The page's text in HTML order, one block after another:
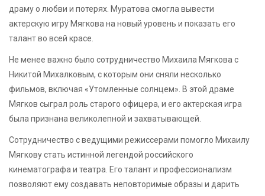
драму о любви и потерях. Муратова смогла вывести
актерскую игру Мягкова на новый уровень и показать его
талант во всей красе.
Не менее важно было сотрудничество Михаила Мягкова с
Никитой Михалковым, с которым они сняли несколько
фильмов, включая «Утомленные солнцем». В этой драме
Мягков сыграл роль старого офицера, и его актерская игра
была признана великолепной и захватывающей.
Сотрудничество с ведущими режиссерами помогло Михаилу
Мягкову стать истинной легендой российского
кинематографа и театра. Его талант и профессионализм
позволяют ему создавать неповторимые образы и дарить